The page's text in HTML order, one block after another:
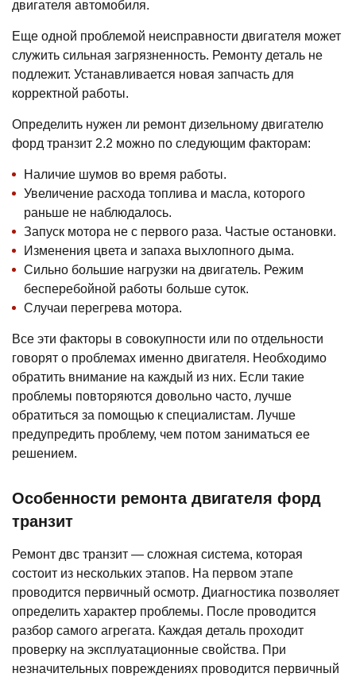
двигателя автомобиля.
Еще одной проблемой неисправности двигателя может
служить сильная загрязненность. Ремонту деталь не
подлежит. Устанавливается новая запчасть для
корректной работы.
Определить нужен ли ремонт дизельному двигателю
форд транзит 2.2 можно по следующим факторам:
Наличие шумов во время работы.
Увеличение расхода топлива и масла, которого
раньше не наблюдалось.
Запуск мотора не с первого раза. Частые остановки.
Изменения цвета и запаха выхлопного дыма.
Сильно большие нагрузки на двигатель. Режим
бесперебойной работы больше суток.
Случаи перегрева мотора.
Все эти факторы в совокупности или по отдельности
говорят о проблемах именно двигателя. Необходимо
обратить внимание на каждый из них. Если такие
проблемы повторяются довольно часто, лучше
обратиться за помощью к специалистам. Лучше
предупредить проблему, чем потом заниматься ее
решением.
Особенности ремонта двигателя форд
транзит
Ремонт двс транзит ― сложная система, которая
состоит из нескольких этапов. На первом этапе
проводится первичный осмотр. Диагностика позволяет
определить характер проблемы. После проводится
разбор самого агрегата. Каждая деталь проходит
проверку на эксплуатационные свойства. При
незначительных повреждениях проводится первичный